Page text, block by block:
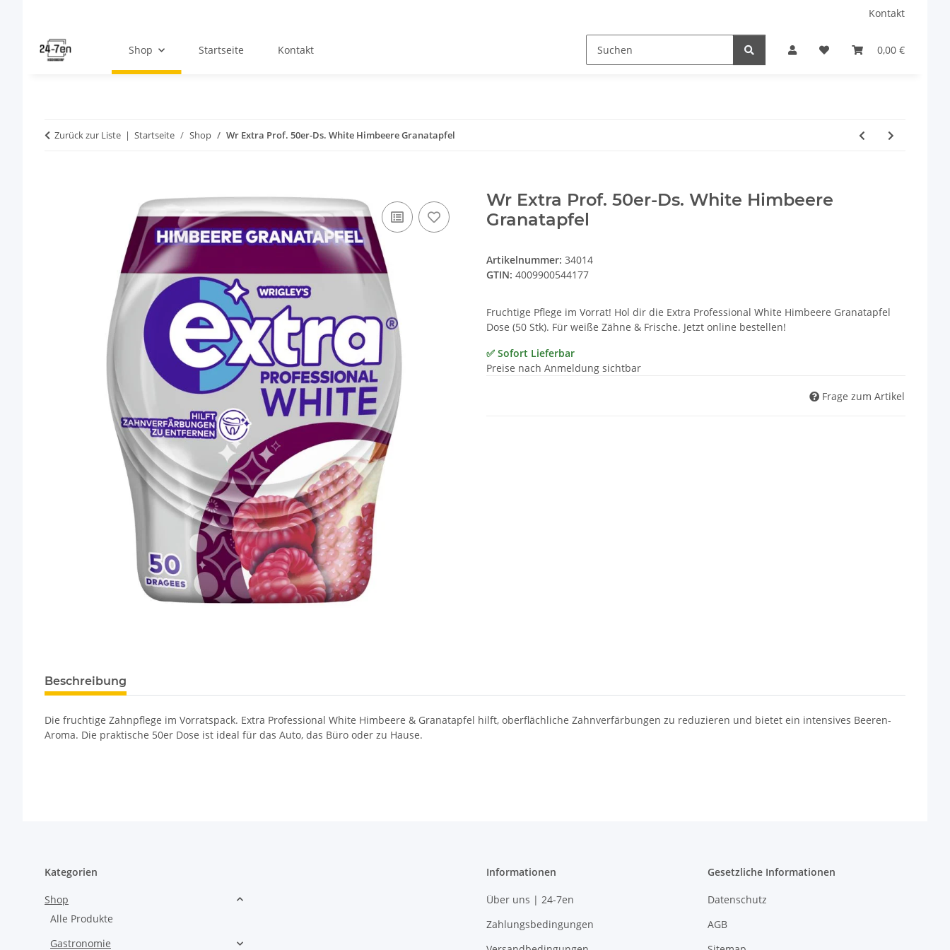
Kontakt
0,00 €
Shop Startseite Kontakt
Zurück zur Liste Startseite Shop Wr Extra Prof. 50er-Ds. White Himbeere Granatapfel
Wr Extra Prof. 50er-Ds. White Himbeere
Granatapfel
Artikelnummer: 34014
GTIN: 4009900544177
Fruchtige Pflege im Vorrat! Hol dir die Extra Professional White Himbeere Granatapfel
Dose (50 Stk). Für weiße Zähne & Frische. Jetzt online bestellen!
✅ Sofort Lieferbar
Preise nach Anmeldung sichtbar
Frage zum Artikel
Beschreibung
Die fruchtige Zahnpflege im Vorratspack. Extra Professional White Himbeere & Granatapfel hilft, oberflächliche Zahnverfärbungen zu reduzieren und bietet ein intensives Beeren-
Aroma. Die praktische 50er Dose ist ideal für das Auto, das Büro oder zu Hause.
Kategorien
Shop
Alle Produkte
Gastronomie
Informationen
Über uns | 24-7en
Zahlungsbedingungen
Gesetzliche Informationen
Datenschutz
AGB